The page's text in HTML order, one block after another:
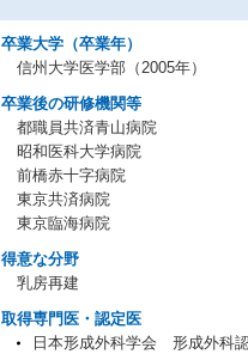
卒業大学（卒業年）
信州大学医学部（2005年）
卒業後の研修機関等
都職員共済青山病院
昭和医科大学病院
前橋赤十字病院
東京共済病院
東京臨海病院
得意な分野
乳房再建
取得専門医・認定医
日本形成外科学会 形成外科